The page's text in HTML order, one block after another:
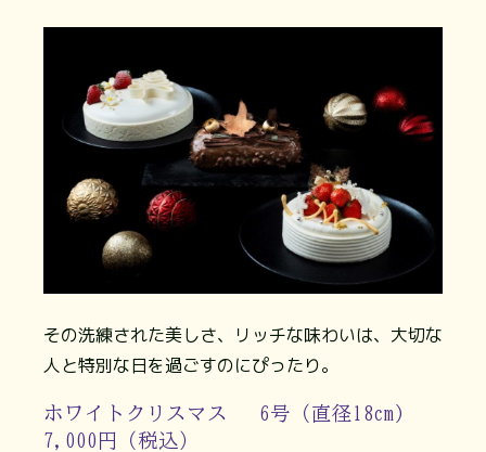
その洗練された美しさ、リッチな味わいは、大切な
人と特別な日を過ごすのにぴったり。
ホワイトクリスマス 6号（直径18cm)
7,000円（税込）